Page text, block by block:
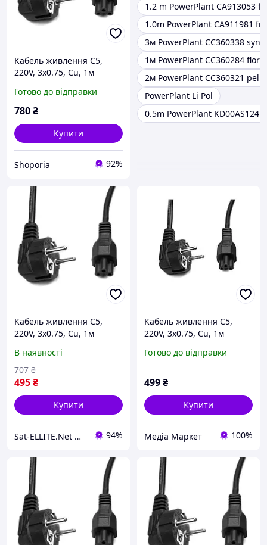
Кабель живлення C5,
220V, 3x0.75, Cu, 1м
Готово до відправки
780₴
Купити
Shoporia 92%
1.2 m PowerPlant CA913053
1.0m PowerPlant CA911981
3м PowerPlant CC360338
1м PowerPlant CC360284
2м PowerPlant CC360321
PowerPlant Li Pol
0.5m PowerPlant
Кабель живлення C5,
220V, 3x0.75, Cu, 1м
В наявності
495₴
707 ₴
Купити
Sat-ELLITE.Net ➤ ІНТЕРНЕТ-СУПЕРМАРКЕТ 94%
Кабель живлення C5,
220V, 3x0.75, Cu, 1м
Готово до відправки
499₴
Купити
Медіа Маркет 100%